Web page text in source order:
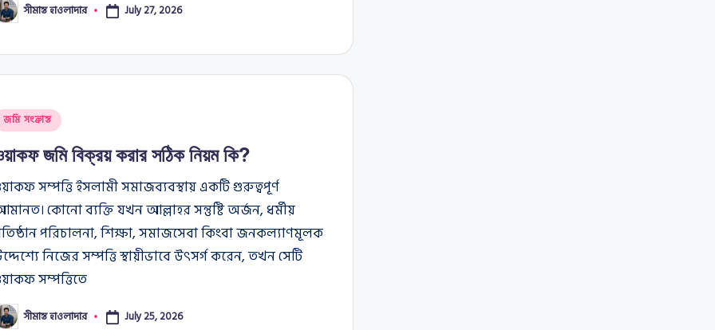
সীমান্ত হাওলাদার July 27, 2026
জমি সংক্রান্ত
জমি বিক্রয় করার সঠিক নিয়ম কি?
সম্পত্তি ইসলামী সমাজব্যবস্থায় একটি গুরুত্বপূর্ণ
কোনো ব্যক্তি যখন আল্লাহর সন্তুষ্টি অর্জন, ধর্মীয়
পরিচালনা, শিক্ষা, সমাজসেবা কিংবা জনকল্যাণমূলক
নিজের সম্পত্তি স্থায়ীভাবে উৎসর্গ করেন, তখন সেটি
সম্পত্তিতে
সীমান্ত হাওলাদার July 25, 2026